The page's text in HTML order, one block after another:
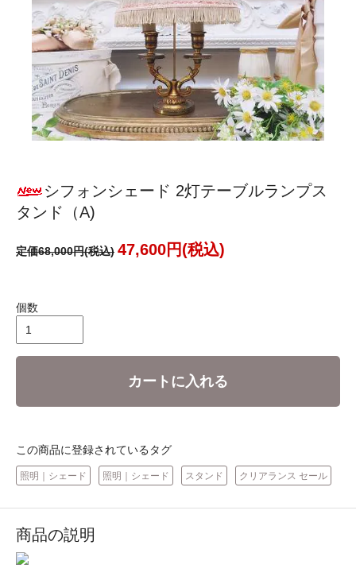
シフォンシェード 2灯テーブルランプス
タンド（A)
定価68,000円(税込) 47,600円(税込)
個数
カートに入れる
この商品に登録されているタグ
照明｜シェード 照明｜シェード スタンド クリアランス セール
商品の説明